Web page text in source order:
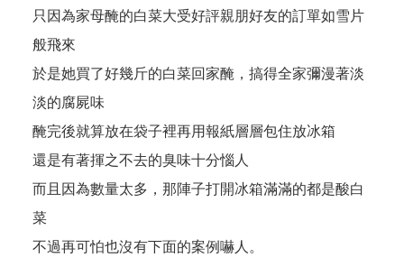
只因為家母醃的白菜大受好評親朋好友的訂單如雪片
般飛來
於是她買了好幾斤的白菜回家醃，搞得全家彌漫著淡
淡的腐屍味
醃完後就算放在袋子裡再用報紙層層包住放冰箱
還是有著揮之不去的臭味十分惱人
而且因為數量太多，那陣子打開冰箱滿滿的都是酸白
菜
不過再可怕也沒有下面的案例嚇人。